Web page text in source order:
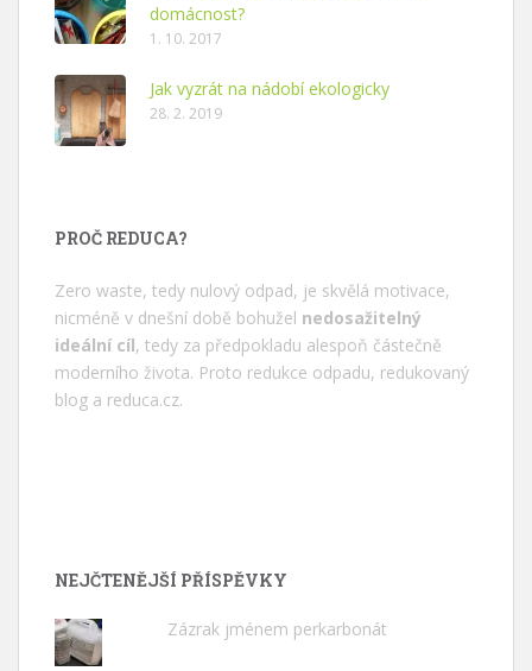
domácnost?
1. 10. 2017
Jak vyzrát na nádobí ekologicky
28. 2. 2019
PROČ REDUCA?
Zero waste, tedy nulový odpad, je skvělá motivace,
nicméně v dnešní době bohužel nedosažitelný
ideální cíl, tedy za předpokladu alespoň částečně
moderního života. Proto redukce odpadu, redukovaný
blog a reduca.cz.
NEJČTENĚJŠÍ PŘÍSPĚVKY
Zázrak jménem perkarbonát